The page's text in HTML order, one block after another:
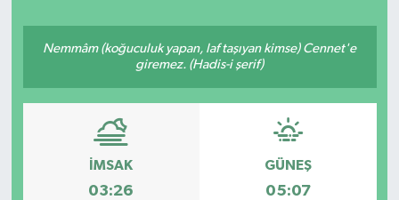
Nemmâm (koğuculuk yapan, laf taşıyan kimse) Cennet'e
giremez. (Hadis-i şerif)
İMSAK
03:26
GÜNEŞ
05:07
Devrek
Özel
Dergim
Haber Arşivi